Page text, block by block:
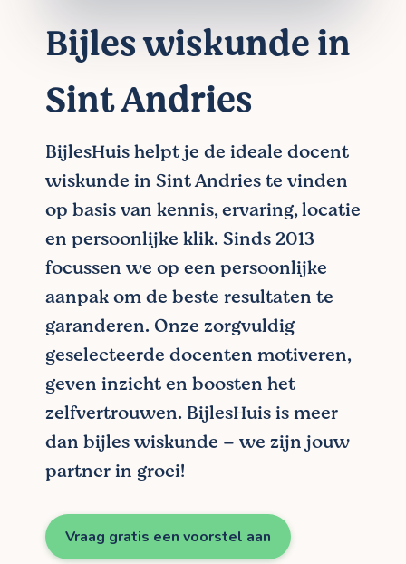
Bijles wiskunde in
Sint Andries
BijlesHuis helpt je de ideale docent
wiskunde in Sint Andries te vinden
op basis van kennis, ervaring, locatie
en persoonlijke klik. Sinds 2013
focussen we op een persoonlijke
aanpak om de beste resultaten te
garanderen. Onze zorgvuldig
geselecteerde docenten motiveren,
geven inzicht en boosten het
zelfvertrouwen. BijlesHuis is meer
dan bijles wiskunde – we zijn jouw
partner in groei!
Vraag gratis een voorstel aan